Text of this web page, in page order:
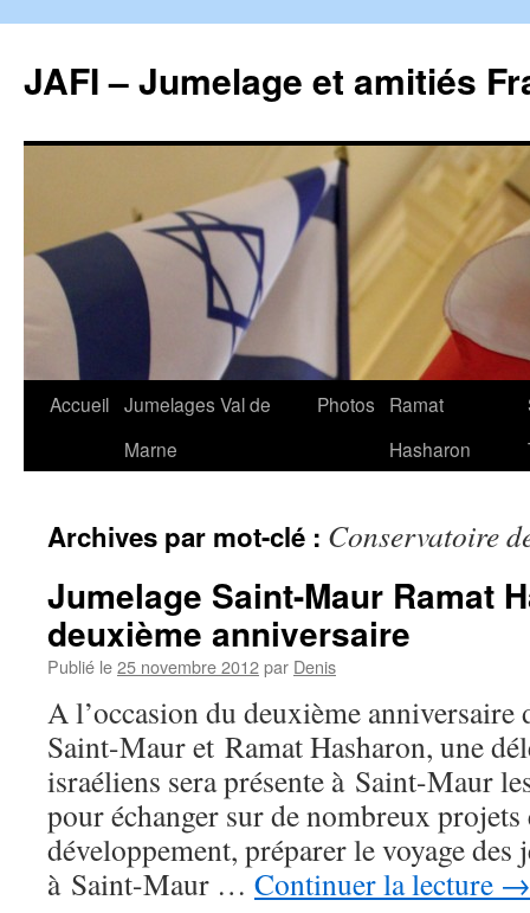
JAFI – Jumelage et amitiés
Aller
Accueil Jumelages Val de
Marne
Photos
Ramat
Hasharon
Archives par mot-clé : Conservatoire
Jumelage Saint-Maur Ramat
deuxième anniversaire
Publié le25 novembre 2012par Denis
A l’occasion du deuxième anniversaire
Saint-Maur et Ramat Hasharon, une
israéliens sera présente à Saint-Maur
pour échanger sur de nombreux projets
développement, préparer le voyage des
à Saint-Maur … Continuer la lecture →